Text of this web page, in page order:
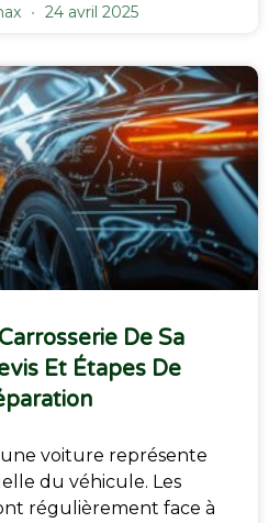
24 avril 2025
De Sa
Et Étapes De
voiture représente
du véhicule. Les
régulièrement face à